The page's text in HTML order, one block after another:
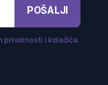
POŠALJI
privatnosti i kolačića.